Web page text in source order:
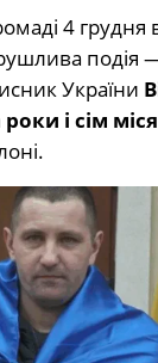
4 грудня
подія
України
і сім